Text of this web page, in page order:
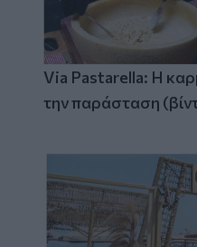
Via Pastarella: Η
την παράσταση